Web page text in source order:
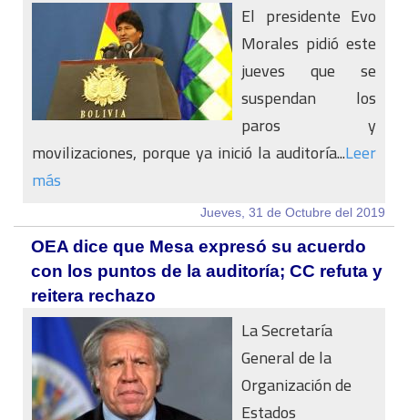
El presidente Evo
Morales pidió este
jueves que se
suspendan los
paros y
movilizaciones, porque ya inició la auditoría...Leer
más
Jueves, 31 de Octubre del 2019
OEA dice que Mesa expresó su acuerdo
con los puntos de la auditoría; CC refuta y
reitera rechazo
La Secretaría
General de la
Organización de
Estados